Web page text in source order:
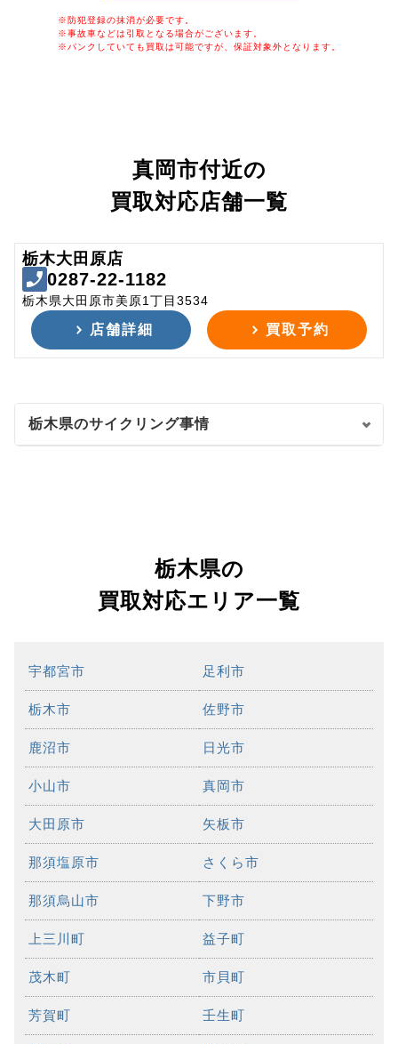
※防犯登録の抹消が必要です。
※事故車などは引取となる場合がございます。
※パンクしていても買取は可能ですが、保証対象外となります。
真岡市付近の
買取対応店舗一覧
栃木大田原店
0287-22-1182
栃木県大田原市美原1丁目3534
店舗詳細 買取予約
栃木県のサイクリング事情
栃木県の
買取対応エリア一覧
宇都宮市 足利市
栃木市 佐野市
鹿沼市 日光市
小山市 真岡市
大田原市 矢板市
那須塩原市 さくら市
那須烏山市 下野市
上三川町 益子町
茂木町 市貝町
芳賀町 壬生町